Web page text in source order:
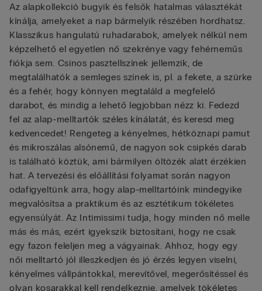
Az alapkollekció bugyik és felsők hatalmas választékát
kínálja, amelyeket a nap bármelyik részében hordhatsz.
Klasszikus hangulatú ruhadarabok, amelyek nélkül nem
képzelhető el egyetlen nő szekrénye vagy fehérneműs
fiókja sem. Csinos pasztellszínek jellemzik, de
megtalálhatók a semleges színek is, pl. a fekete, a szürke
és a fehér, hogy könnyen megtaláld a megfelelő
darabot, és mindig a lehető legjobban nézz ki. Fedezd
fel az alap-melltartók széles kínálatát, és keresd meg
kedvencedet! Rengeteg a kényelmes, hétköznapi pamut
és mikroszálas alsónemű, de nagyon sok csipkés darab
is található köztük, ami bármilyen öltözék alatt érzékien
hat. A tervezési és előállítási folyamat során nagyon
odafigyeltünk arra, hogy alap-melltartóink mindegyike
megvalósítsa a praktikum és az esztétikum tökéletes
egyensúlyát. Az Intimissimi tudja, hogy minden nő melle
más és más, ezért igyekszik biztosítani, hogy ne csak
egy fazon feleljen meg a vágyainak. Ahhoz, hogy egy
női melltartó jól illeszkedjen és jó érzés legyen viselni,
kényelmes vállpántokkal, merevítővel, megerősítéssel és
olyan kosarakkal kell rendelkeznie, amelyek tökéletes